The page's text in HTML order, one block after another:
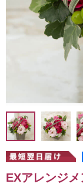
EXアレンジ